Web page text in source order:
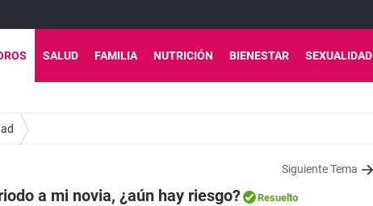
SALUD FAMILIA NUTRICIÓN BIENESTAR SEXUALIDAD
Siguiente Tema
a mi novia, ¿aún hay riesgo? Resuelto